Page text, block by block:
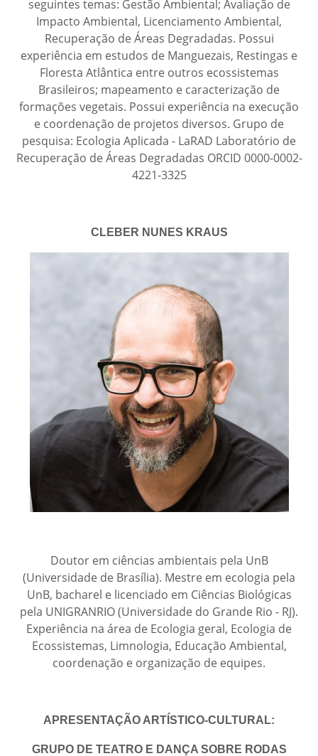
seguintes temas: Gestão Ambiental; Avaliação de
Impacto Ambiental, Licenciamento Ambiental,
Recuperação de Áreas Degradadas. Possui
experiência em estudos de Manguezais, Restingas e
Floresta Atlântica entre outros ecossistemas
Brasileiros; mapeamento e caracterização de
formações vegetais. Possui experiência na execução
e coordenação de projetos diversos. Grupo de
pesquisa: Ecologia Aplicada - LaRAD Laboratório de
Recuperação de Áreas Degradadas ORCID 0000-0002-
4221-3325
CLEBER NUNES KRAUS
Doutor em ciências ambientais pela UnB
(Universidade de Brasília). Mestre em ecologia pela
UnB, bacharel e licenciado em Ciências Biológicas
pela UNIGRANRIO (Universidade do Grande Rio - RJ).
Experiência na área de Ecologia geral, Ecologia de
Ecossistemas, Limnologia, Educação Ambiental,
coordenação e organização de equipes.
APRESENTAÇÃO ARTÍSTICO-CULTURAL:
GRUPO DE TEATRO E DANÇA SOBRE RODAS